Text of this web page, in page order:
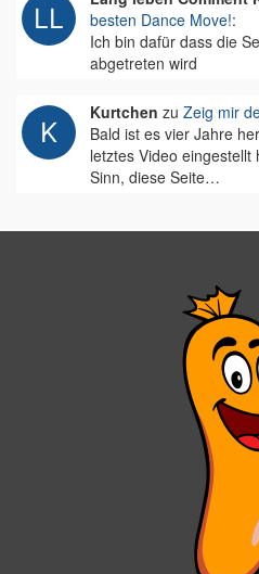
besten Dance Move!:
Ich bin dafür dass die
abgetreten wird
Kurtchen zu Zeig mir
Bald ist es vier Jahre
letztes Video
Sinn, diese Seite…